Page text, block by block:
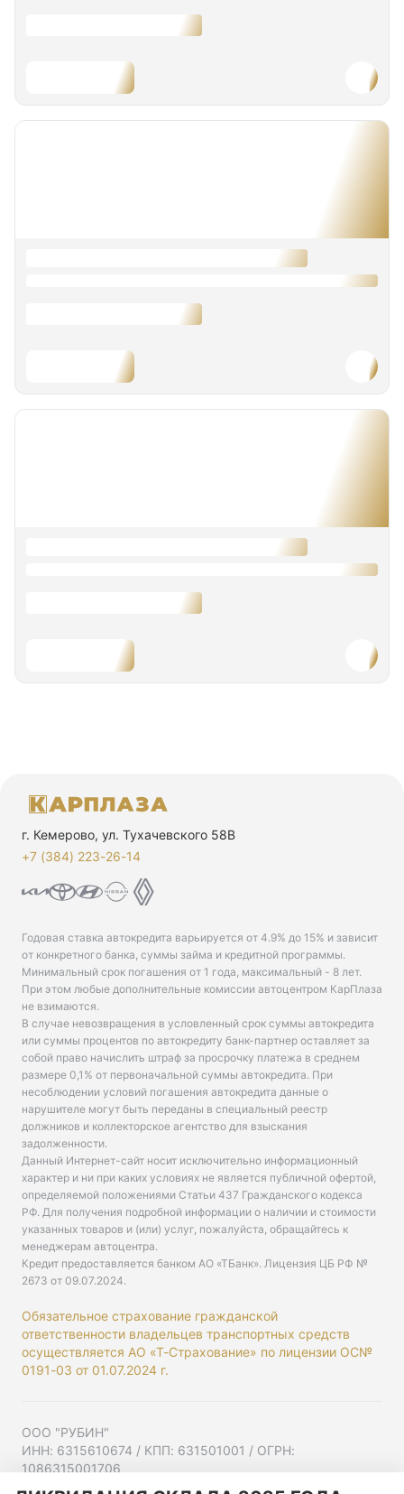
г. Кемерово, ул. Тухачевского 58В
+7 (384) 223-26-14‬
Годовая ставка автокредита варьируется от 4.9% до 15% и зависит
от конкретного банка, суммы займа и кредитной программы.
Минимальный срок погашения от 1 года, максимальный - 8 лет.
При этом любые дополнительные комиссии автоцентром КарПлаза
не взимаются.
В случае невозвращения в условленный срок суммы автокредита
или суммы процентов по автокредиту банк-партнер оставляет за
собой право начислить штраф за просрочку платежа в среднем
размере 0,1% от первоначальной суммы автокредита. При
несоблюдении условий погашения автокредита данные о
нарушителе могут быть переданы в специальный реестр
должников и коллекторское агентство для взыскания
задолженности.
Данный Интернет-сайт носит исключительно информационный
характер и ни при каких условиях не является публичной офертой,
определяемой положениями Статьи 437 Гражданского кодекса
РФ. Для получения подробной информации о наличии и стоимости
указанных товаров и (или) услуг, пожалуйста, обращайтесь к
менеджерам автоцентра.
Кредит предоставляется банком АО «ТБанк». Лицензия ЦБ РФ №
2673 от 09.07.2024.
Обязательное страхование гражданской
ответственности владельцев транспортных средств
осуществляется АО «Т-Страхование» по лицензии ОС№
0191-03 от 01.07.2024 г.
ООО "РУБИН"
ИНН: 6315610674 / КПП: 631501001 / ОГРН:
1086315001706